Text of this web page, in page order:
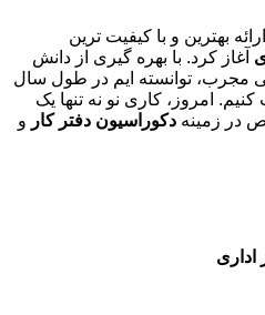
بهترین و با کیفیت ترین
آغاز کرد. با بهره گیری از دانش
مجرب، توانسته ایم در طول سال
امروز، کاری نو نه تنها یک
در زمینه دکوراسیون دفتر کار و
اداری